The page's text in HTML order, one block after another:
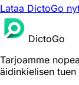
Lataa DictoGo
DictoGo
Tarjoamme
äidinkielisen